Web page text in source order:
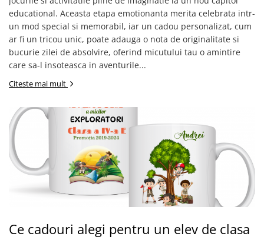
educational. Aceasta etapa emotionanta merita celebrata intr-
un mod special si memorabil, iar un cadou personalizat, cum
ar fi un tricou unic, poate adauga o nota de originalitate si
bucurie zilei de absolvire, oferind micutului tau o amintire
care sa-l insoteasca in aventurile...
Citeste mai mult
Ce cadouri alegi pentru un elev de clasa